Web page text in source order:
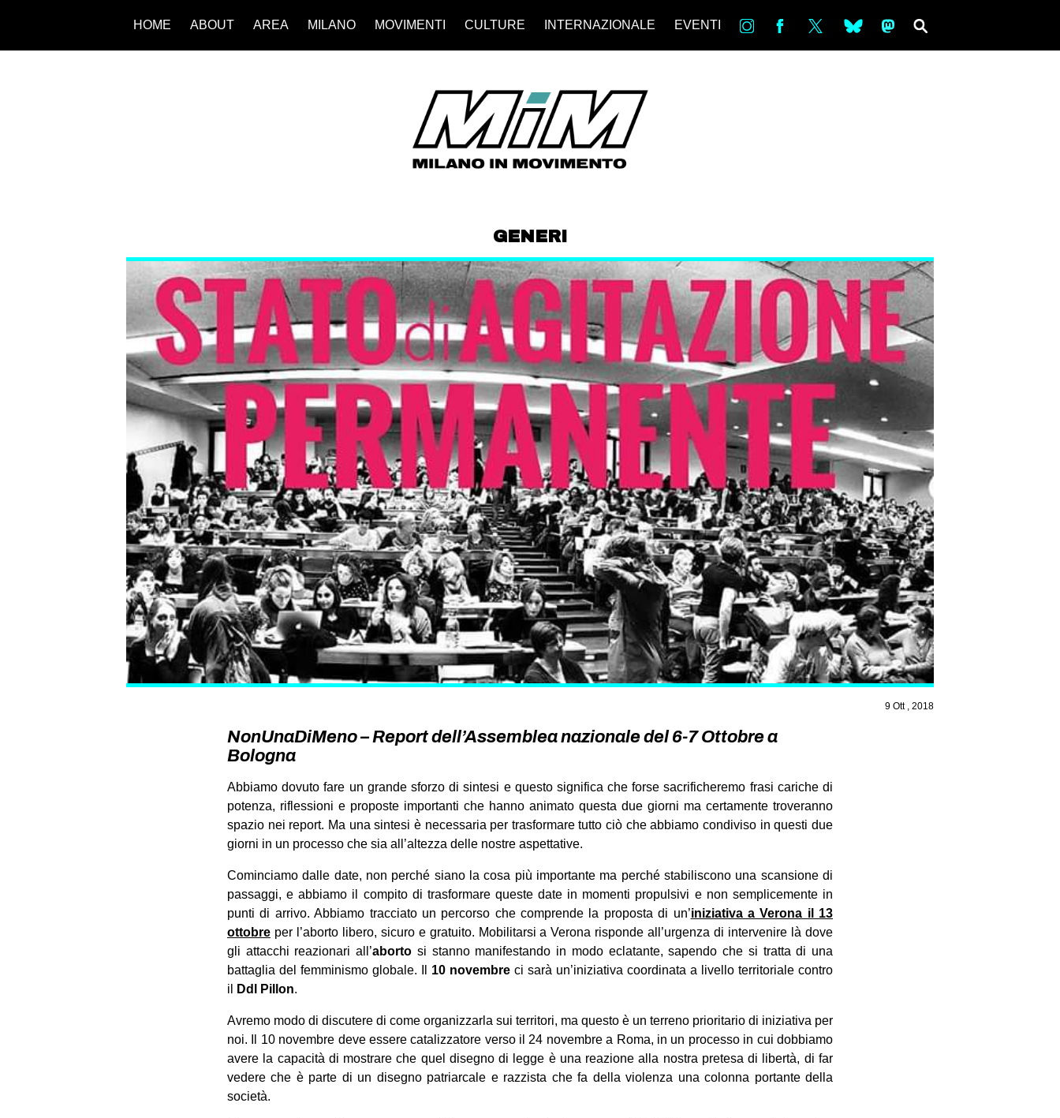
HOME ABOUT AREA MILANO MOVIMENTI CULTURE INTERNAZIONALE EVENTI in bsky ms
GENERI
9 Ott , 2018
NonUnaDiMeno – Report dell’Assemblea nazionale del 6-7 Ottobre a
Bologna
Abbiamo dovuto fare un grande sforzo di sintesi e questo significa che forse sacrificheremo frasi cariche di
potenza, riflessioni e proposte importanti che hanno animato questa due giorni ma certamente troveranno
spazio nei report. Ma una sintesi è necessaria per trasformare tutto ciò che abbiamo condiviso in questi due
giorni in un processo che sia all’altezza delle nostre aspettative.
Cominciamo dalle date, non perché siano la cosa più importante ma perché stabiliscono una scansione di
passaggi, e abbiamo il compito di trasformare queste date in momenti propulsivi e non semplicemente in
punti di arrivo. Abbiamo tracciato un percorso che comprende la proposta di un’iniziativa a Verona il 13
ottobre per l’aborto libero, sicuro e gratuito. Mobilitarsi a Verona risponde all’urgenza di intervenire là dove
gli attacchi reazionari all’aborto si stanno manifestando in modo eclatante, sapendo che si tratta di una
battaglia del femminismo globale. Il 10 novembre ci sarà un’iniziativa coordinata a livello territoriale contro
il
Ddl Pillon.
Avremo modo di discutere di come organizzarla sui territori, ma questo è un terreno prioritario di iniziativa per
noi. Il 10 novembre deve essere catalizzatore verso il 24 novembre a Roma, in un processo in cui dobbiamo
avere la capacità di mostrare che quel disegno di legge è una reazione alla nostra pretesa di libertà, di far
vedere che è parte di un disegno patriarcale e razzista che fa della violenza una colonna portante della
società.